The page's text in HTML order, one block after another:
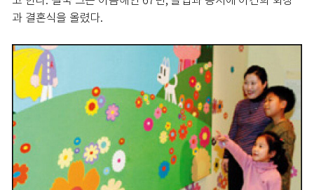
과 결혼식을 올렸다.